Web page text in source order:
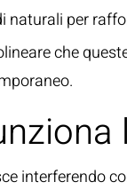
naturali per
che
interferendo